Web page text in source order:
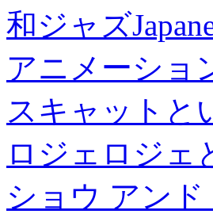
和ジャズ
アニメーショ
スキャットと
ロジェロジェ
ショウ アンド